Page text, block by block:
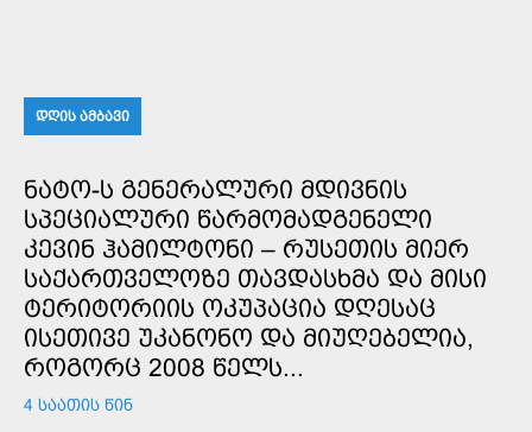
ᲓᲦᲘᲡ ᲐᲛᲑᲐᲕᲘ
ᲜᲐᲢᲝ-Ს ᲒᲔᲜᲔᲠᲐᲚᲣᲠᲘ ᲛᲓᲘᲕᲜᲘᲡ
ᲡᲞᲔᲪᲘᲐᲚᲣᲠᲘ ᲬᲐᲠᲛᲝᲛᲐᲓᲒᲔᲜᲔᲚᲘ
ᲙᲔᲕᲘᲜ ᲰᲐᲛᲘᲚᲢᲝᲜᲘ – ᲠᲣᲡᲔᲗᲘᲡ ᲛᲘᲔᲠ
ᲡᲐᲥᲐᲠᲗᲕᲔᲚᲝᲖᲔ ᲗᲐᲕᲓᲐᲡᲮᲛᲐ ᲓᲐ ᲛᲘᲡᲘ
ᲢᲔᲠᲘᲢᲝᲠᲘᲘᲡ ᲝᲙᲣᲞᲐᲪᲘᲐ ᲓᲦᲔᲡᲐᲪ
ᲘᲡᲔᲗᲘᲕᲔ ᲣᲙᲐᲜᲝᲜᲝ ᲓᲐ ᲛᲘᲣᲦᲔᲑᲔᲚᲘᲐ,
ᲠᲝᲒᲝᲠᲪ 2008 ᲬᲔᲚᲡ...
4 ᲡᲐᲐᲗᲘᲡ ᲬᲘᲜ